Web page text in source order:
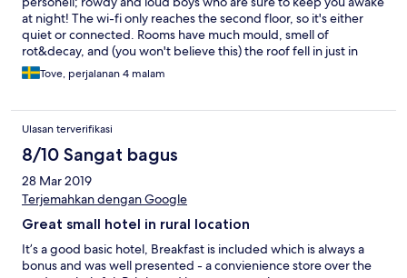
at night! The wi-fi only reaches the second floor, so it's either
quiet or connected. Rooms have much mould, smell of
rot&decay, and (you won't believe this) the roof fell in just in
front of the elevator which was blocked. In my room (but not my
daughther's) the AC only worked for around 20 minutes at a
minutes again. The remote for the tv didn't work, but it didn't
matter much, the channels were too blurry to watch. Positive:
Friendly staff (though they couldn't do much about the above)
and a nice pool (though if you are a girl/woman, prepare for
soldiers staring and commenting if you go for a swim).
Tove, perjalanan 4 malam
Ulasan terverifikasi
8/10 Sangat bagus
28 Mar 2019
Terjemahkan dengan Google
Great small hotel in rural location
It’s a good basic hotel, Breakfast is included which is always a
bonus and was well presented - a convienience store over the